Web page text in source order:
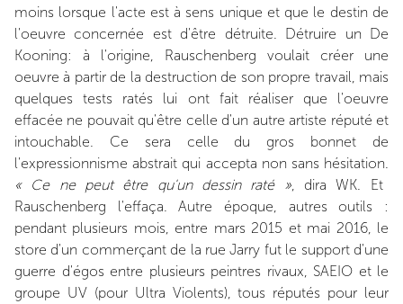
moins lorsque l'acte est à sens unique et que le destin de
l'oeuvre concernée est d'être détruite. Détruire un De
Kooning: à l'origine, Rauschenberg voulait créer une
oeuvre à partir de la destruction de son propre travail, mais
quelques tests ratés lui ont fait réaliser que l'oeuvre
effacée ne pouvait qu'être celle d'un autre artiste réputé et
intouchable. Ce sera celle du gros bonnet de
l'expressionnisme abstrait qui accepta non sans hésitation.
« Ce ne peut être qu'un dessin raté », dira WK. Et
Rauschenberg l'effaça. Autre époque, autres outils :
pendant plusieurs mois, entre mars 2015 et mai 2016, le
store d'un commerçant de la rue Jarry fut le support d'une
guerre d'égos entre plusieurs peintres rivaux, SAEIO et le
groupe UV (pour Ultra Violents), tous réputés pour leur